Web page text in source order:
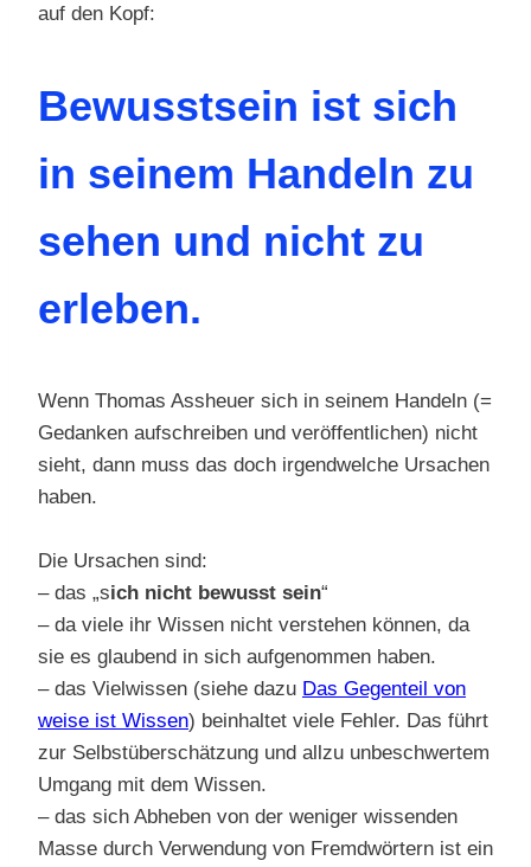
auf den Kopf:
Bewusstsein ist sich
in seinem Handeln zu
sehen und nicht zu
erleben.
Wenn Thomas Assheuer sich in seinem Handeln (=
Gedanken aufschreiben und veröffentlichen) nicht
sieht, dann muss das doch irgendwelche Ursachen
haben.
Die Ursachen sind:
– das „sich nicht bewusst sein“
– da viele ihr Wissen nicht verstehen können, da
sie es glaubend in sich aufgenommen haben.
– das Vielwissen (siehe dazu Das Gegenteil von
weise ist Wissen) beinhaltet viele Fehler. Das führt
zur Selbstüberschätzung und allzu unbeschwertem
Umgang mit dem Wissen.
– das sich Abheben von der weniger wissenden
Masse durch Verwendung von Fremdwörtern ist ein